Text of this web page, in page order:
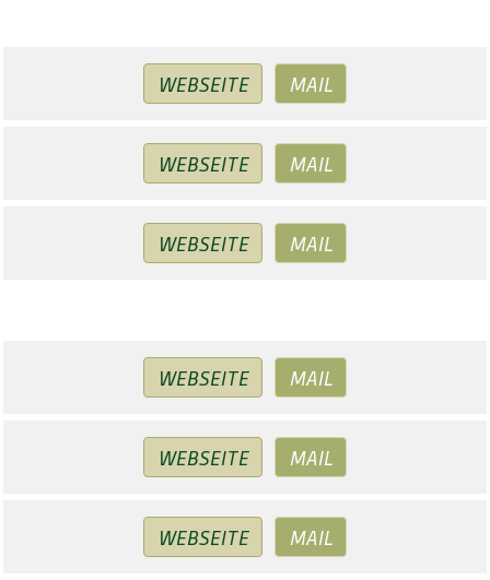
WEBSEITE MAIL
WEBSEITE MAIL
WEBSEITE MAIL
WEBSEITE MAIL
WEBSEITE MAIL
WEBSEITE MAIL